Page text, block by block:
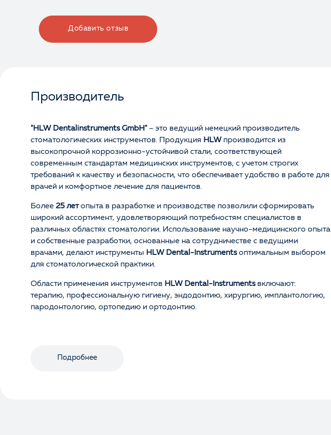
Добавить отзыв
Производитель
"HLW Dentalinstruments GmbH" – это ведущий немецкий производитель
стоматологических инструментов. Продукция HLW производится из
высокопрочной коррозионно-устойчивой стали, соответствующей
современным стандартам медицинских инструментов, с учетом строгих
требований к качеству и безопасности, что обеспечивает удобство в работе для
врачей и комфортное лечение для пациентов.
Более 25 летопыта в разработке и производстве позволили сформировать
широкий ассортимент, удовлетворяющий потребностям специалистов в
различных областях стоматологии. Использование научно-медицинского опыта
и собственные разработки, основанные на сотрудничестве с ведущими
врачами, делают инструменты HLW Dental-Instrumentsоптимальным выбором
для стоматологической практики.
Области применения инструментов HLW Dental-Instrumentsвключают:
терапию, профессиональную гигиену, эндодонтию, хирургию, имплантологию,
пародонтологию, ортопедию и ортодонтию.
Подробнее